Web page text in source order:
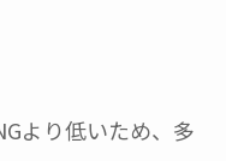
より低いため、多